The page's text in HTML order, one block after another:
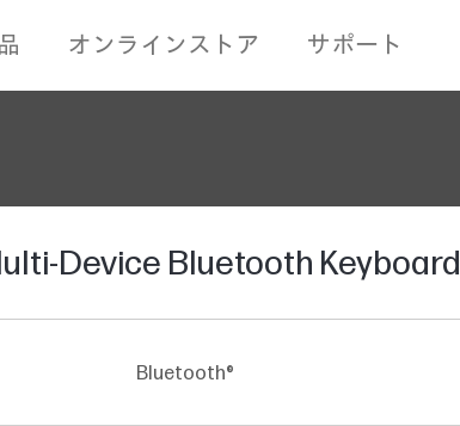
オンラインストア サポート
Device Bluetooth Keyboard
Bluetooth®